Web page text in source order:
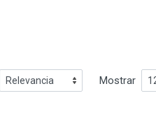
Mostrar